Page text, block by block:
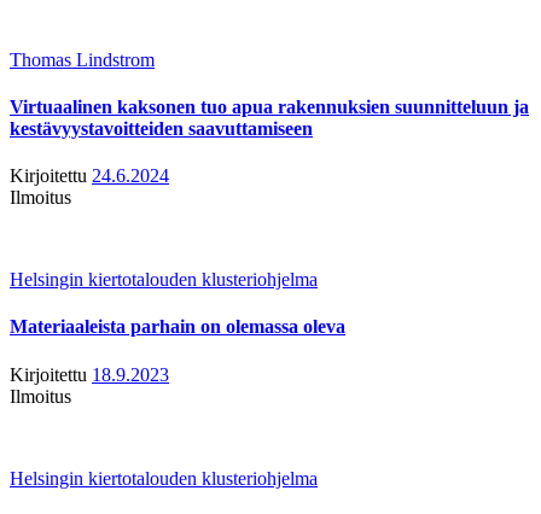
Thomas Lindstrom
Virtuaalinen kaksonen tuo apua rakennuksien suunnitteluun ja
kestävyystavoitteiden saavuttamiseen
Kirjoitettu 24.6.2024
Ilmoitus
Helsingin kiertotalouden klusteriohjelma
Materiaaleista parhain on olemassa oleva
Kirjoitettu 18.9.2023
Ilmoitus
Helsingin kiertotalouden klusteriohjelma